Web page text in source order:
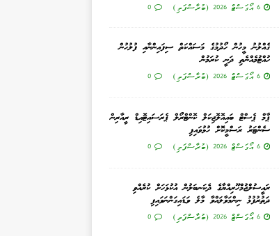
6 އޯގަސްޓް 2026 (ބުރާސްފަތި) 0
ގެއްލުނު މީހުން ހޯދުމުގެ މަސައްކަތް ސިފައިންނާއި ފުލުހުން
ހުއްޓުމެއްނެތި ދަނީ ކުރަމުން
6 އޯގަސްޓް 2026 (ބުރާސްފަތި) 0
ޕާމް ޕެސްޓް ބައިއޮލޮޖިކަލް ކޮންޓްރޯލް ޕެރަސައިޓޮއިޑް ރީއާރިން
ސެންޓަރު ރަސްމީކޮށް ހުޅުވައިފި
6 އޯގަސްޓް 2026 (ބުރާސްފަތި) 0
ރައީސުލްޖުމްހޫރިއްޔާގެ ދެކަނބަލުން އުކުޅަހަށް ކުރެއްވި
ދަތުރުފުޅު ނިންމަވާލައްވާ މާލެ ވަޑައިގަންނަވައިފި
6 އޯގަސްޓް 2026 (ބުރާސްފަތި) 0